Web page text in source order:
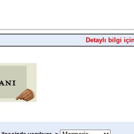
Detaylı bilgi